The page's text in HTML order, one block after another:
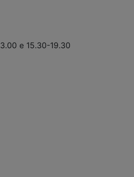
e 15.30-19.30